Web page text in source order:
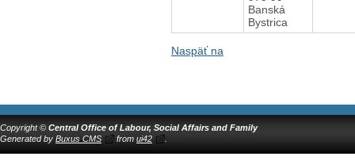
Banská
Bystrica
Naspäť na
Copyright © Central Office of Labour, Social Affairs and Family
Generated by Buxus CMS from ui42